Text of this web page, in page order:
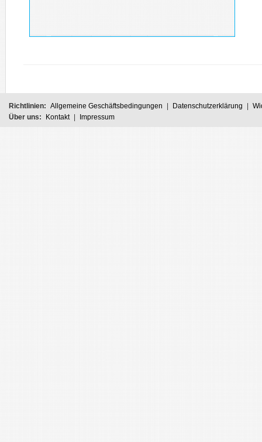
Richtlinien: Allgemeine Geschäftsbedingungen Datenschutzerklärung
Über uns:
Kontakt Impressum